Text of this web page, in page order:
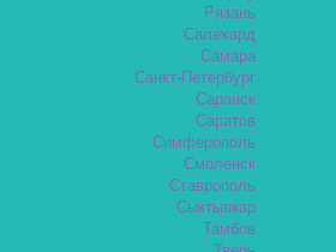
Рязань
Салехард
Самара
Санкт-Петербург
Саранск
Саратов
Симферополь
Смоленск
Ставрополь
Сыктывкар
Тамбов